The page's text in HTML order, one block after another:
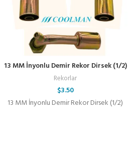
13 MM İnyonlu Demir Rekor Dirsek (1/2)
Rekorlar
$3.50
13 MM İnyonlu Demir Rekor Dirsek (1/2)